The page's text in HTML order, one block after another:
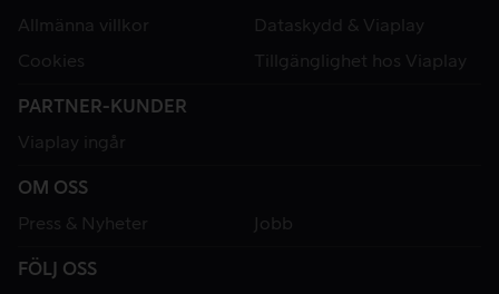
Allmänna villkor
Dataskydd & Viaplay
Cookies
Tillgänglighet hos Viaplay
PARTNER-KUNDER
Viaplay ingår
OM OSS
Press & Nyheter
Jobb
FÖLJ OSS